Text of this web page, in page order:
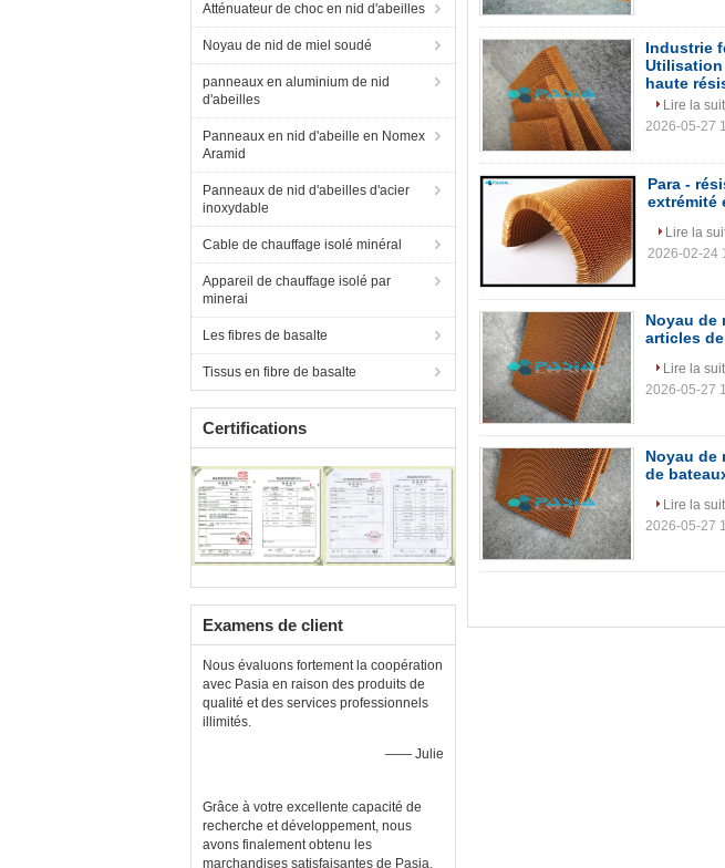
Atténuateur de choc en nid d'abeilles
Noyau de nid de miel soudé
panneaux en aluminium de nid
d'abeilles
Panneaux en nid d'abeille en Nomex
Aramid
Panneaux de nid d'abeilles d'acier
inoxydable
Cable de chauffage isolé minéral
Appareil de chauffage isolé par
minerai
Les fibres de basalte
Tissus en fibre de basalte
Certifications
Examens de client
Nous évaluons fortement la coopération
avec Pasia en raison des produits de
qualité et des services professionnels
illimités.
—— Julie
Grâce à votre excellente capacité de
recherche et développement, nous
avons finalement obtenu les
marchandises satisfaisantes de Pasia.
Industrie
Utilisation
haute
Lire la
2026-05-27
Para -
extrémité
Lire la
2026-02-24
Noyau de
articles
Lire la
2026-05-27
Noyau de
de
Lire la
2026-05-27